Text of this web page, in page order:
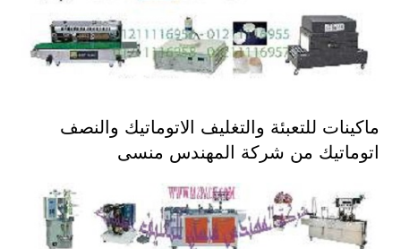
ماكينات للتعبئة والتغليف الاتوماتيك والنصف
اتوماتيك من شركة المهندس منسى